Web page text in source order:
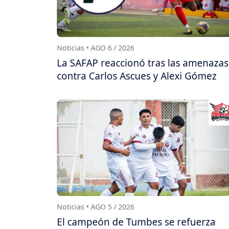
Noticias • AGO 6 / 2026
La SAFAP reaccionó tras las amenazas
contra Carlos Ascues y Alexi Gómez
Noticias • AGO 5 / 2026
El campeón de Tumbes se refuerza